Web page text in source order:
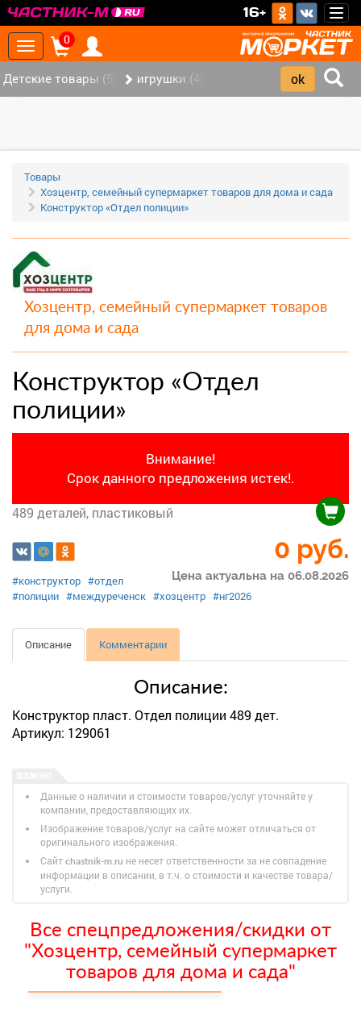
16+
Toggle
navigation
0
Детские товары (5) игрушки (4)
Товары
Хозцентр, семейный супермаркет товаров для дома и сада
Конструктор «Отдел полиции»
Хозцентр, семейный супермаркет товаров
для дома и сада
Конструктор «Отдел
полиции»
Внимание!
Срок данного предложения истек!.
489 деталей, пластиковый
0 руб.
Цена актуальна на 06.08.2026
#конструктор #отдел
#полиции #междуреченск #хозцентр #нг2026
Описание Комментарии
Описание:
Конструктор пласт. Отдел полиции 489 дет.
Артикул: 129061
Данные о наличии и стоимости товаров/услуг уточняйте у
компании, предоставляющих их.
Изображение товаров/услуг на сайте может отличаться от
оригинального изображения.
Сайт chastnik-m.ru не несет ответственности за не совпадение
информации в описании, в т.ч. о стоимости и качестве товара/
услуги.
Все спецпредложения/скидки от
"Хозцентр, семейный супермаркет
товаров для дома и сада"
‹ ›